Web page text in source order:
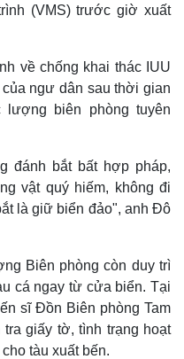
Video
Ảnh
E-Magazine
Infographic
(VMS) trước giờ xuất
về chống khai thác IUU
ngư dân sau thời gian
biên phòng tuyên
đánh bắt bất hợp pháp,
vật quý hiếm, không đi
là giữ biển đảo", anh Đô
Biên phòng còn duy trì
cá ngay từ cửa biển. Tại
sĩ Đồn Biên phòng Tam
giấy tờ, tình trạng hoạt
tàu xuất bến.